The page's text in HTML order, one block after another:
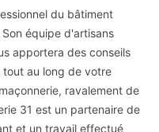
du bâtiment
équipe d'artisans
apportera des conseils
tout au long de votre
ravalement de
31 est un partenaire de
et un travail effectué